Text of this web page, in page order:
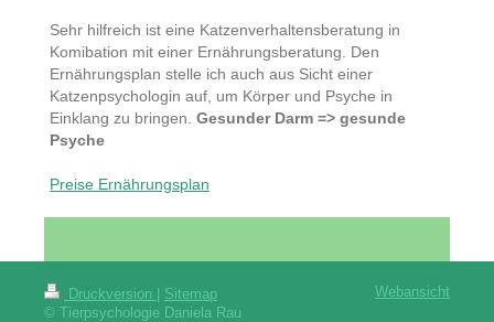
Sehr hilfreich ist eine Katzenverhaltensberatung in
Komibation mit einer Ernährungsberatung. Den
Ernährungsplan stelle ich auch aus Sicht einer
Katzenpsychologin auf, um Körper und Psyche in
Einklang zu bringen. Gesunder Darm => gesunde
Psyche
Preise Ernährungsplan
Druckversion
Sitemap
© Tierpsychologie Daniela Rau
Webansicht